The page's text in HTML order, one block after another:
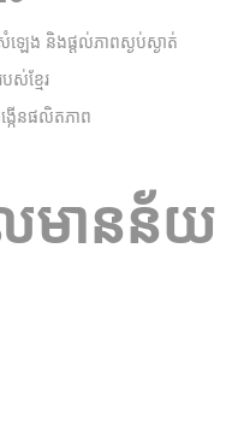
េង និង​ផ្តល់​ភាព​ស្ងប់ស្ងាត់
បស់ខ្មែរ
ើនផលិតភាព
ល​មាន​ន័យ